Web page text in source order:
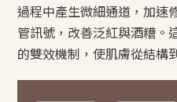
過程中產生微細通道，加速
管訊號，改善泛紅與酒糟。
的雙效機制，使肌膚從結構